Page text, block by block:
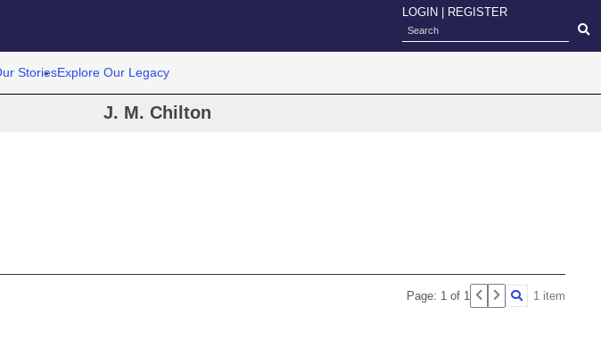
LOGIN REGISTER
StoriesExplore Our Legacy
J. M. Chilton
Page: 1 of 1 1 item